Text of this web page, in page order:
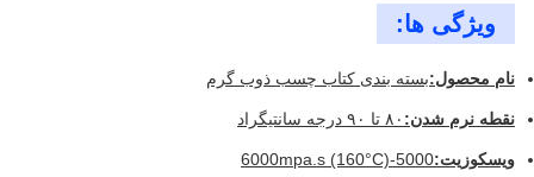
ویژگی ها:
نام محصول:بسته بندی کتاب چسب ذوب گرم
نقطه نرم شدن:۸۰ تا ۹۰ درجه سانتیگراد
ويسکوزيت:5000-6000mpa.s (160°C)